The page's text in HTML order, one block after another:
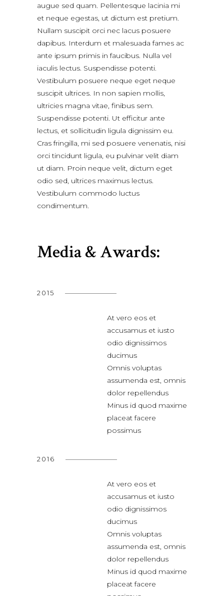
augue sed quam. Pellentesque lacinia mi
et neque egestas, ut dictum est pretium.
Nullam suscipit orci nec lacus posuere
dapibus. Interdum et malesuada fames ac
ante ipsum primis in faucibus. Nulla vel
iaculis lectus. Suspendisse potenti.
Vestibulum posuere neque eget neque
suscipit ultrices. In non sapien mollis,
ultricies magna vitae, finibus sem.
Suspendisse potenti. Ut efficitur ante
lectus, et sollicitudin ligula dignissim eu.
Cras fringilla, mi sed posuere venenatis, nisi
orci tincidunt ligula, eu pulvinar velit diam
ut diam. Proin neque velit, dictum eget
odio sed, ultrices maximus lectus.
Vestibulum commodo luctus
condimentum.
Media & Awards:
2015
At vero eos et
accusamus et iusto
odio dignissimos
ducimus
Omnis voluptas
assumenda est, omnis
dolor repellendus
Minus id quod maxime
placeat facere
possimus
2016
At vero eos et
accusamus et iusto
odio dignissimos
ducimus
Omnis voluptas
assumenda est, omnis
dolor repellendus
Minus id quod maxime
placeat facere